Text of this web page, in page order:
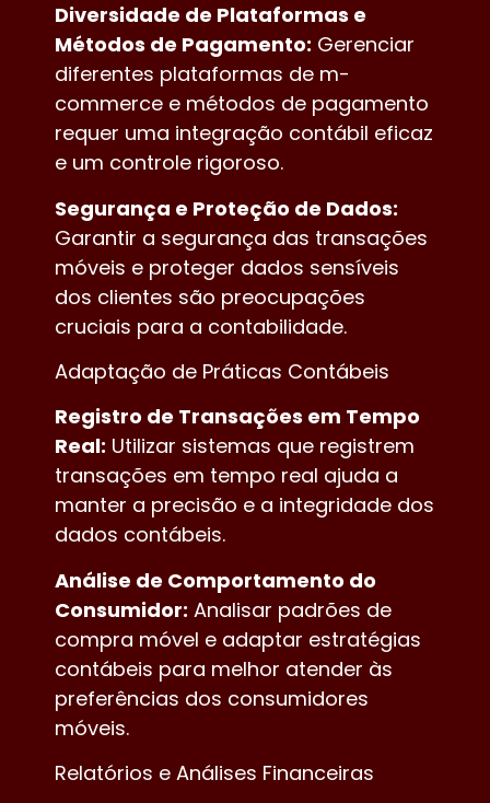
Diversidade de Plataformas e
Métodos de Pagamento: Gerenciar
diferentes plataformas de m-
commerce e métodos de pagamento
requer uma integração contábil eficaz
e um controle rigoroso.
Segurança e Proteção de Dados:
Garantir a segurança das transações
móveis e proteger dados sensíveis
dos clientes são preocupações
cruciais para a contabilidade.
Adaptação de Práticas Contábeis
Registro de Transações em Tempo
Real: Utilizar sistemas que registrem
transações em tempo real ajuda a
manter a precisão e a integridade dos
dados contábeis.
Análise de Comportamento do
Consumidor: Analisar padrões de
compra móvel e adaptar estratégias
contábeis para melhor atender às
preferências dos consumidores
móveis.
Relatórios e Análises Financeiras